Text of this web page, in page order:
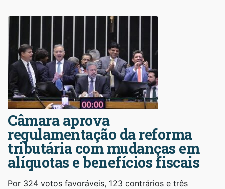
Câmara aprova
regulamentação da reforma
tributária com mudanças em
alíquotas e benefícios fiscais
Por 324 votos favoráveis, 123 contrários e três